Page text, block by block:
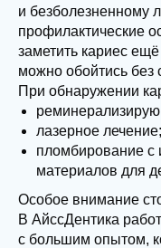
и безболезненному
профилактические
заметить кариес
можно обойтись без
При обнаружении
лазерное лечение;
пломбирование с
материалов для
Особое внимание
В АйссДентика
с большим опытом,